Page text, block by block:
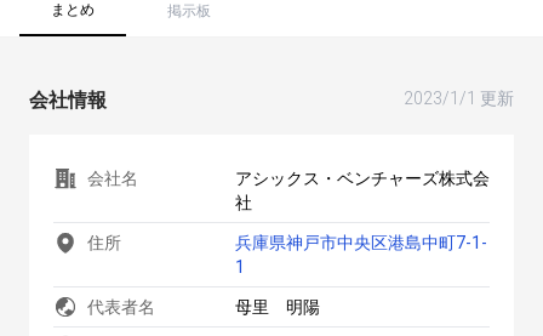
まとめ 掲示板
会社情報 2023/1/1 更新
会社名
アシックス・ベンチャーズ株式会
社
住所
兵庫県神戸市中央区港島中町7-1-
1
代表者名 母里 明陽